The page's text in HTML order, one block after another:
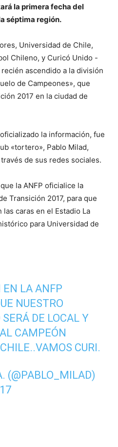
la primera fecha del
séptima región.
Universidad de Chile,
Chileno, y Curicó Unido -
ascendido a la división
de Campeones», que
2017 en la ciudad de
la información, fue
«tortero», Pablo Milad,
de sus redes sociales.
la ANFP oficialice la
Transición 2017, para que
caras en el Estadio La
para Universidad de
EN LA ANFP
NUESTRO
DE LOCAL Y
CAMPEÓN
CURI.
(@PABLO_MILAD)